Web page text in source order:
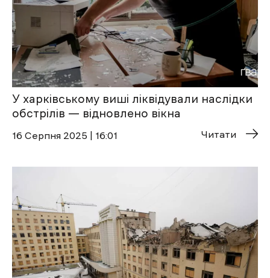
У харківському виші ліквідували наслідки
обстрілів — відновлено вікна
16 Cерпня 2025 | 16:01 Читати